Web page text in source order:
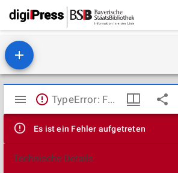
Mirador
Viewer
TypeError: Failed to fetch
Es ist ein Fehler aufgetreten
Technische Details